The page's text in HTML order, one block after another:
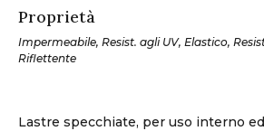
Proprietà
Impermeabile, Resist. agli UV, Elastico,
Riflettente
Lastre specchiate, per uso interno